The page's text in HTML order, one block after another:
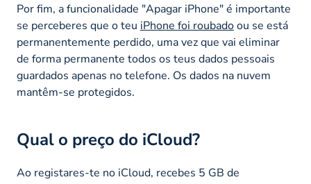
Por fim, a funcionalidade "Apagar iPhone" é importante
se perceberes que o teu iPhone foi roubadoou se está
permanentemente perdido, uma vez que vai eliminar
de forma permanente todos os teus dados pessoais
guardados apenas no telefone. Os dados na nuvem
mantêm-se protegidos.
Qual o preço do iCloud?
Ao registares-te no iCloud, recebes 5 GB de